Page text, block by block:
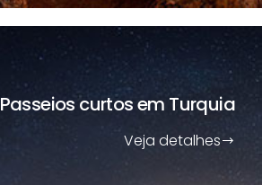
Passeios curtosem Turquia
Veja detalhes